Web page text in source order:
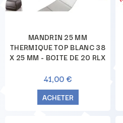
MANDRIN 25 MM
THERMIQUE TOP BLANC 38
X 25 MM - BOITE DE 20 RLX
41,00 €
ACHETER